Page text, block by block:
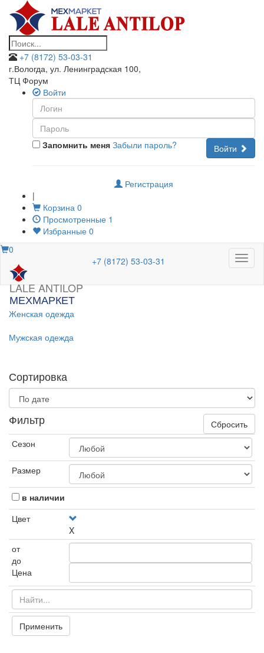
+7 (8172) 53-03-31
г.Вологда, ул. Ленинградская 100,
ТЦ Форум
Войти
Запомнить меня Войти
Забыли пароль?
Регистрация
|
Корзина 0
Просмотренные 1
Избранные 0
Меню
0
LALE ANTILOP
МЕХМАРКЕТ
+7 (8172) 53-03-31
Женская одежда
Мужская одежда
Сортировка
Фильтр
Сбросить
Сезон
Размер
в наличии
Цвет
X
от
до
Цена
Применить